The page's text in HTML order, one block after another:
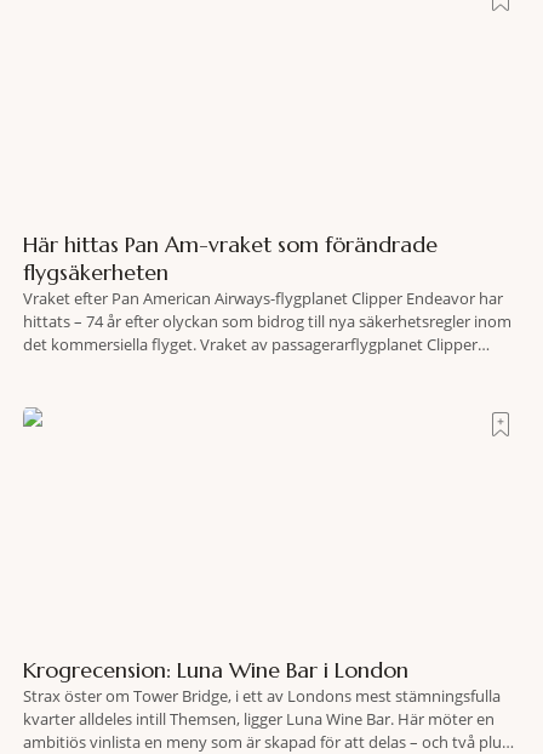
Här hittas Pan Am-vraket som förändrade
flygsäkerheten
Vraket efter Pan American Airways-flygplanet Clipper Endeavor har
hittats – 74 år efter olyckan som bidrog till nya säkerhetsregler inom
det kommersiella flyget. Vraket av passagerarflygplanet Clipper
lokaliserades den 2 juni i år med hjälp
Krogrecension: Luna Wine Bar i London
Strax öster om Tower Bridge, i ett av Londons mest stämningsfulla
kvarter alldeles intill Themsen, ligger Luna Wine Bar. Här möter en
ambitiös vinlista en meny som är skapad för att delas – och två plus